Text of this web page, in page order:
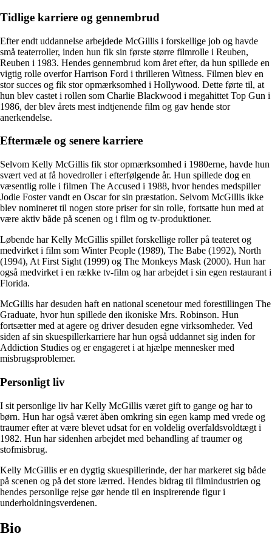
Tidlige karriere og gennembrud
Efter endt uddannelse arbejdede McGillis i forskellige job og havde
små teaterroller, inden hun fik sin første større filmrolle i Reuben,
Reuben i 1983. Hendes gennembrud kom året efter, da hun spillede en
vigtig rolle overfor Harrison Ford i thrilleren Witness. Filmen blev en
stor succes og fik stor opmærksomhed i Hollywood. Dette førte til, at
hun blev castet i rollen som Charlie Blackwood i megahittet Top Gun i
1986, der blev årets mest indtjenende film og gav hende stor
anerkendelse.
Eftermæle og senere karriere
Selvom Kelly McGillis fik stor opmærksomhed i 1980erne, havde hun
svært ved at få hovedroller i efterfølgende år. Hun spillede dog en
væsentlig rolle i filmen The Accused i 1988, hvor hendes medspiller
Jodie Foster vandt en Oscar for sin præstation. Selvom McGillis ikke
blev nomineret til nogen store priser for sin rolle, fortsatte hun med at
være aktiv både på scenen og i film og tv-produktioner.
Løbende har Kelly McGillis spillet forskellige roller på teateret og
medvirket i film som Winter People (1989), The Babe (1992), North
(1994), At First Sight (1999) og The Monkeys Mask (2000). Hun har
også medvirket i en række tv-film og har arbejdet i sin egen restaurant i
Florida.
McGillis har desuden haft en national scenetour med forestillingen The
Graduate, hvor hun spillede den ikoniske Mrs. Robinson. Hun
fortsætter med at agere og driver desuden egne virksomheder. Ved
siden af sin skuespillerkarriere har hun også uddannet sig inden for
Addiction Studies og er engageret i at hjælpe mennesker med
misbrugsproblemer.
Personligt liv
I sit personlige liv har Kelly McGillis været gift to gange og har to
børn. Hun har også været åben omkring sin egen kamp med vrede og
traumer efter at være blevet udsat for en voldelig overfaldsvoldtægt i
1982. Hun har sidenhen arbejdet med behandling af traumer og
stofmisbrug.
Kelly McGillis er en dygtig skuespillerinde, der har markeret sig både
på scenen og på det store lærred. Hendes bidrag til filmindustrien og
hendes personlige rejse gør hende til en inspirerende figur i
underholdningsverdenen.
Bio